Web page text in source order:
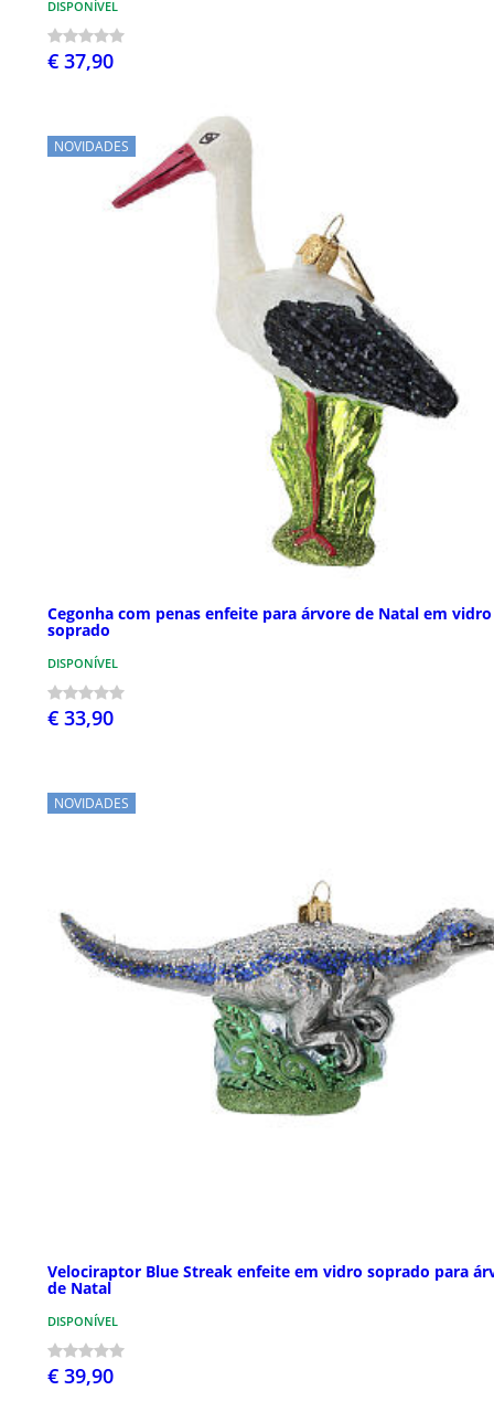
DISPONÍVEL
€ 37,90
NOVIDADES
Cegonha com penas enfeite para árvore de Natal em vidro
soprado
DISPONÍVEL
€ 33,90
NOVIDADES
Velociraptor Blue Streak enfeite em vidro soprado para
de Natal
DISPONÍVEL
€ 39,90